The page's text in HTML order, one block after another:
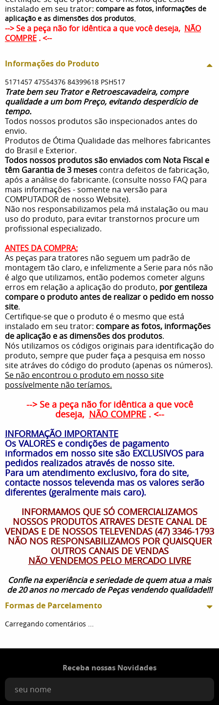
instalado em seu trator: compare as fotos, informações de
aplicação e as dimensões dos produtos.
--> Se a peça não for idêntica a que você deseja, NÃO
COMPRE . <--
Informações do Produto
5171457 47554376 84399618 PSH517
Trate bem seu Trator e Retroescavadeira, compre
qualidade a um bom Preço, evitando desperdício de
tempo.
Todos nossos produtos são inspecionados antes do
envio.
Produtos de Ótima Qualidade das melhores fabricantes
do Brasil e Exterior.
Todos nossos produtos são enviados com Nota Fiscal e
têm Garantia de 3 meses contra defeitos de fabricação,
após a análise do fabricante. (consulte nosso FAQ para
mais informações - somente na versão para
COMPUTADOR de nosso Website).
Não nos responsabilizamos pela má instalação ou mau
uso do produto, para evitar transtornos procure um
profissional especializado.
ANTES DA COMPRA:
As peças para tratores não seguem um padrão de
montagem tão claro, e infelizmente a Serie para nós não
é algo que utilizamos, então podemos cometer alguns
erros em relação a aplicação do produto, por gentileza
compare o produto antes de realizar o pedido em nosso
site.
Certifique-se que o produto é o mesmo que está
instalado em seu trator: compare as fotos, informações
de aplicação e as dimensões dos produtos.
Nós utilizamos os códigos originais para identificação do
produto, sempre que puder faça a pesquisa em nosso
site atráves do código do produto (apenas os números).
Se não encontrou o produto em nosso site
possívelmente não teríamos.
--> Se a peça não for idêntica a que você
deseja, NÃO COMPRE. <--
INFORMAÇÃO IMPORTANTE
Os VALORES e condições de pagamento
informados em nosso site são EXCLUSIVOS para
pedidos realizados através de nosso site.
Para um atendimento exclusivo, fora do site,
contacte nossos televenda mas os valores serão
diferentes (geralmente mais caro).
INFORMAMOS QUE SÓ COMERCIALIZAMOS
NOSSOS PRODUTOS ATRAVES DESTE CANAL DE
VENDAS E DE NOSSOS TELEVENDAS (47) 3346-1793
NÃO NOS RESPONSABILIZAMOS POR QUAISQUER
OUTROS CANAIS DE VENDAS
NÃO VENDEMOS PELO MERCADO LIVRE
Confie na experiência e seriedade de quem atua a mais
de 20 anos no mercado de Peças vendendo qualidade!!!
Formas de Parcelamento
Carregando comentários ...
Receba nossas Novidades